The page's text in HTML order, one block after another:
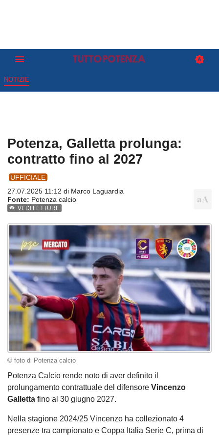
NOTIZIE
Potenza, Galletta prolunga:
contratto fino al 2027
UFFICIALE
27.07.2025 11:12 di Marco Laguardia
Fonte: Potenza calcio
VEDI LETTURE
© foto di Potenza calcio
Potenza Calcio rende noto di aver definito il
prolungamento contrattuale del difensore Vincenzo
Galletta fino al 30 giugno 2027.
Nella stagione 2024/25 Vincenzo ha collezionato 4
presenze tra campionato e Coppa Italia Serie C, prima di